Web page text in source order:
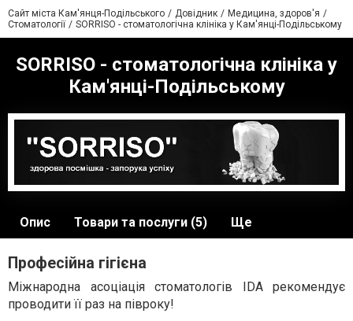
Сайт міста Кам'янця-Подільського Довідник
Медицина, здоров'я
Стоматології
SORRISO - стоматологічна клініка у Кам'янці-Подільському
SORRISO - стоматологічна клініка у
Кам'янці-Подільському
Опис Товари та послуги (5) Ще
Професійна гігієна
Міжнародна асоціація стоматологів IDA рекомендує
проводити її раз на півроку!